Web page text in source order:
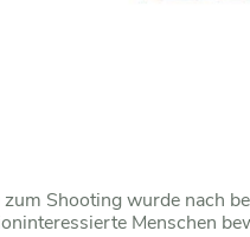
Shooting wurde nach
Menschen